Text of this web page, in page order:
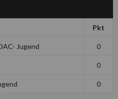
Pkt
Jugend 0
0
0